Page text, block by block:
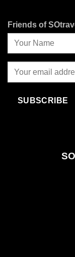
Friends of
SUBSCRIBE